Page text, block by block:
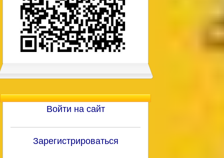
Войти на сайт
Зарегистрироваться